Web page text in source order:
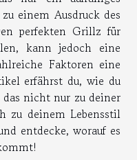
einem Ausdruck des
perfekten Grillz für
kann jedoch eine
Faktoren eine
erfährst du, wie du
das nicht nur zu deiner
zu deinem Lebensstil
entdecke, worauf es